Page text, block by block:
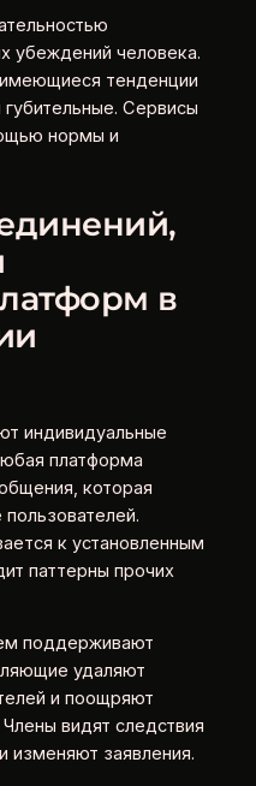
убеждений человека.
тенденции
Сервисы
нормы и
в
индивидуальные
платформа
которая
к установленным
паттерны прочих
поддерживают
удаляют
и поощряют
видят следствия
изменяют заявления.